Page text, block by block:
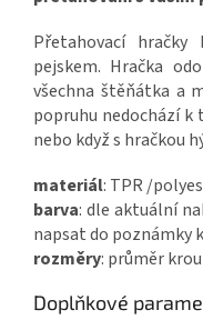
Přetahovací
pejskem. Hračka
všechna štěňátka a
popruhu nedochází k
nebo když s hračkou
materiál: TPR /
barva: dle aktuální
napsat do poznámky
rozměry: průměr
Doplňkové